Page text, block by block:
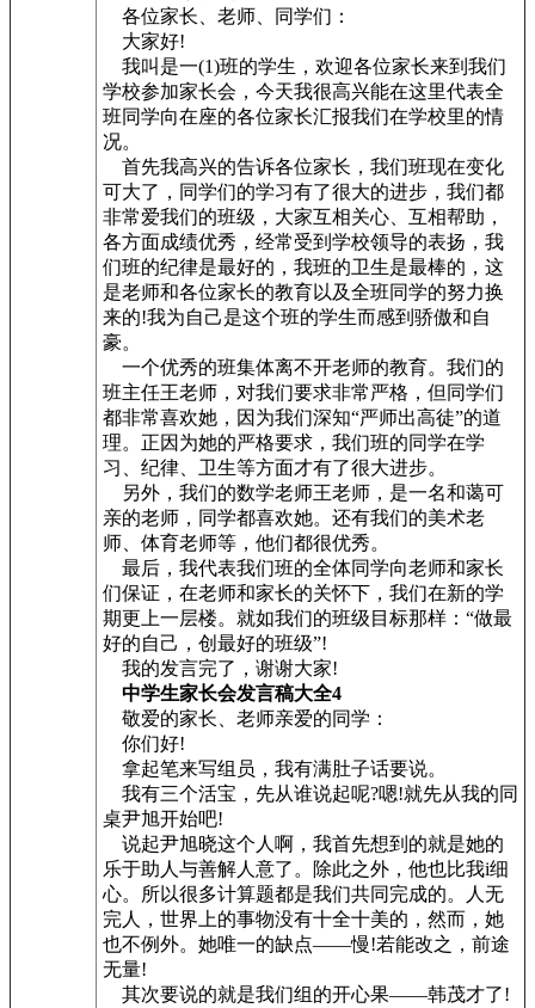
各位家长、老师、同学们：
大家好!
我叫是一(1)班的学生，欢迎各位家长来到我们
学校参加家长会，今天我很高兴能在这里代表全
班同学向在座的各位家长汇报我们在学校里的情
况。
首先我高兴的告诉各位家长，我们班现在变化
可大了，同学们的学习有了很大的进步，我们都
非常爱我们的班级，大家互相关心、互相帮助，
各方面成绩优秀，经常受到学校领导的表扬，我
们班的纪律是最好的，我班的卫生是最棒的，这
是老师和各位家长的教育以及全班同学的努力换
来的!我为自己是这个班的学生而感到骄傲和自
豪。
一个优秀的班集体离不开老师的教育。我们的
班主任王老师，对我们要求非常严格，但同学们
都非常喜欢她，因为我们深知“严师出高徒”的道
理。正因为她的严格要求，我们班的同学在学
习、纪律、卫生等方面才有了很大进步。
另外，我们的数学老师王老师，是一名和蔼可
亲的老师，同学都喜欢她。还有我们的美术老
师、体育老师等，他们都很优秀。
最后，我代表我们班的全体同学向老师和家长
们保证，在老师和家长的关怀下，我们在新的学
期更上一层楼。就如我们的班级目标那样：“做最
好的自己，创最好的班级”!
我的发言完了，谢谢大家!
中学生家长会发言稿大全4
敬爱的家长、老师亲爱的同学：
你们好!
拿起笔来写组员，我有满肚子话要说。
我有三个活宝，先从谁说起呢?嗯!就先从我的同
桌尹旭开始吧!
说起尹旭晓这个人啊，我首先想到的就是她的
乐于助人与善解人意了。除此之外，他也比我i细
心。所以很多计算题都是我们共同完成的。人无
完人，世界上的事物没有十全十美的，然而，她
也不例外。她唯一的缺点——慢!若能改之，前途
无量!
其次要说的就是我们组的开心果——韩茂才了!